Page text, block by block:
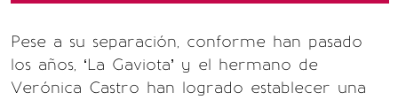
Pese a su separación, conforme han pasado
los años, ‘La Gaviota’ y el hermano de
Verónica Castro han logrado establecer una